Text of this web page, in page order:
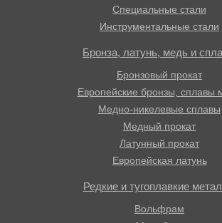
Специальные стали
Инструментальные стали
Бронза, латунь, медь и
Бронзовый прокат
Европейские бронзы, сплавы
Медно-никелевые сплавы
Медный прокат
Латунный прокат
Европейская латунь
Редкие и тугоплавкие
Вольфрам